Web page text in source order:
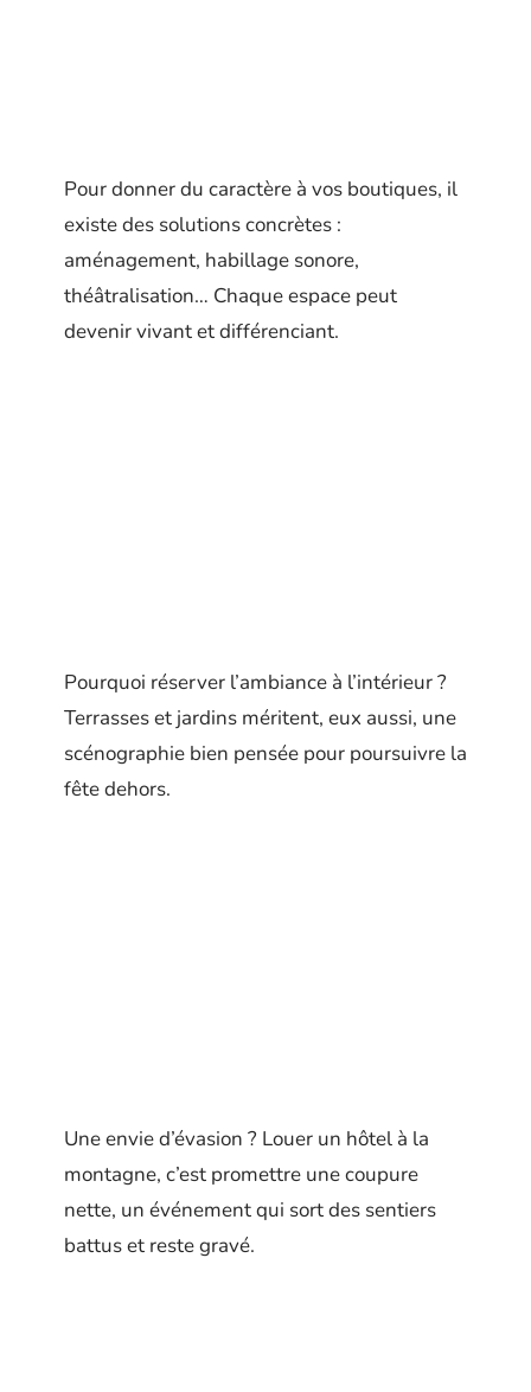
Pour donner du caractère à vos boutiques, il
existe des solutions concrètes :
aménagement, habillage sonore,
théâtralisation… Chaque espace peut
devenir vivant et différenciant.
Pourquoi réserver l’ambiance à l’intérieur ?
Terrasses et jardins méritent, eux aussi, une
scénographie bien pensée pour poursuivre la
fête dehors.
Une envie d’évasion ? Louer un hôtel à la
montagne, c’est promettre une coupure
nette, un événement qui sort des sentiers
battus et reste gravé.